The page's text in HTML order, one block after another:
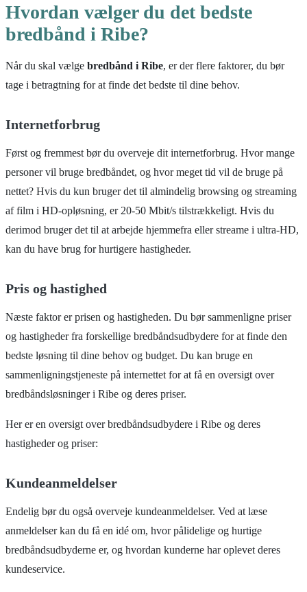
Hvordan vælger du det bedste
bredbånd i Ribe?
Når du skal vælge bredbånd i Ribe, er der flere faktorer, du bør
tage i betragtning for at finde det bedste til dine behov.
Internetforbrug
Først og fremmest bør du overveje dit internetforbrug. Hvor mange
personer vil bruge bredbåndet, og hvor meget tid vil de bruge på
nettet? Hvis du kun bruger det til almindelig browsing og streaming
af film i HD-opløsning, er 20-50 Mbit/s tilstrækkeligt. Hvis du
derimod bruger det til at arbejde hjemmefra eller streame i ultra-HD,
kan du have brug for hurtigere hastigheder.
Pris og hastighed
Næste faktor er prisen og hastigheden. Du bør sammenligne priser
og hastigheder fra forskellige bredbåndsudbydere for at finde den
bedste løsning til dine behov og budget. Du kan bruge en
sammenligningstjeneste på internettet for at få en oversigt over
bredbåndsløsninger i Ribe og deres priser.
Her er en oversigt over bredbåndsudbydere i Ribe og deres
hastigheder og priser:
Kundeanmeldelser
Endelig bør du også overveje kundeanmeldelser. Ved at læse
anmeldelser kan du få en idé om, hvor pålidelige og hurtige
bredbåndsudbyderne er, og hvordan kunderne har oplevet deres
kundeservice.